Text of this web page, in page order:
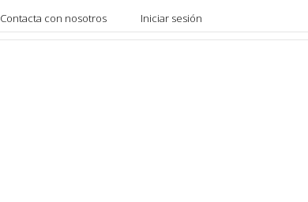
Contacta con nosotros Iniciar sesión